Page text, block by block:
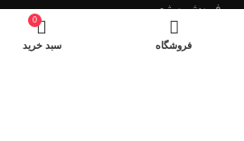
فروش ویژه
وسایل اصلاح ریش تراش
فروشگاه
0
سبد خرید